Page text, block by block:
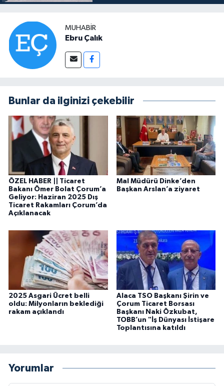
MUHABIR
Ebru Çalık
Bunlar da ilginizi çekebilir
ÖZEL HABER || Ticaret
Bakanı Ömer Bolat Çorum’a
Geliyor: Haziran 2025 Dış
Ticaret Rakamları Çorum’da
Açıklanacak
Mal Müdürü Dinke’den
Başkan Arslan’a ziyaret
2025 Asgari Ücret belli
oldu: Milyonların beklediği
rakam açıklandı
Alaca TSO Başkanı Şirin ve
Çorum Ticaret Borsası
Başkanı Naki Özkubat,
TOBB’un "İş Dünyası İstişare
Toplantısına katıldı
Yorumlar